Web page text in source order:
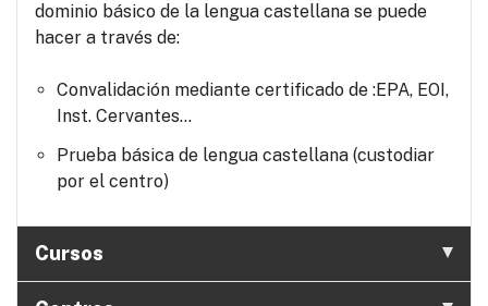
dominio básico de la lengua castellana se puede
hacer a través de:
Convalidación mediante certificado de :EPA, EOI,
Inst. Cervantes...
Prueba básica de lengua castellana (custodiar
por el centro)
Cursos